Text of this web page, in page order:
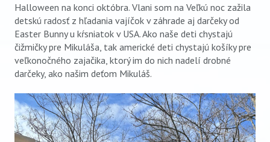
Halloween na konci októbra. Vlani som na Veľkú noc zažila
detskú radosť z hľadania vajíčok v záhrade aj darčeky od
Easter Bunny u kŕsniatok v USA. Ako naše deti chystajú
čižmičky pre Mikuláša, tak americké deti chystajú košíky pre
veľkonočného zajačika, ktorý im do nich nadelí drobné
darčeky, ako našim deťom Mikuláš.